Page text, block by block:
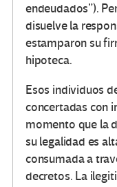
endeudados”).
disuelve la
estamparon su
hipoteca.
Esos individuos
concertadas con
momento que la
su legalidad es
consumada a
decretos. La